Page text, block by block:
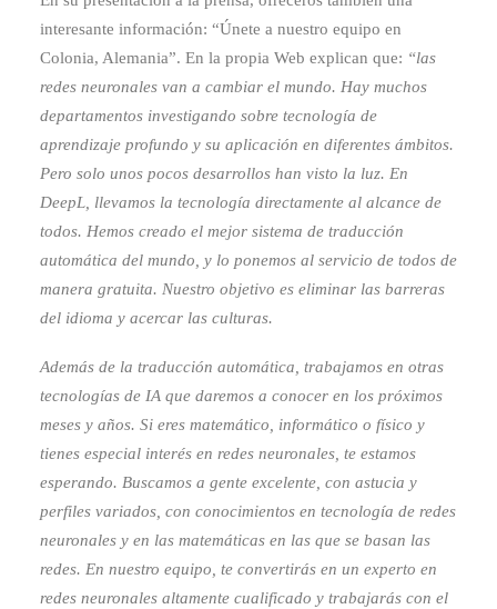
interesante información: “Únete a nuestro equipo en
Colonia, Alemania”. En la propia Web explican que: “las
redes neuronales van a cambiar el mundo. Hay muchos
departamentos investigando sobre tecnología de
aprendizaje profundo y su aplicación en diferentes ámbitos.
Pero solo unos pocos desarrollos han visto la luz. En
DeepL, llevamos la tecnología directamente al alcance de
todos. Hemos creado el mejor sistema de traducción
automática del mundo, y lo ponemos al servicio de todos de
manera gratuita. Nuestro objetivo es eliminar las barreras
del idioma y acercar las culturas.
Además de la traducción automática, trabajamos en otras
tecnologías de IA que daremos a conocer en los próximos
meses y años. Si eres matemático, informático o físico y
tienes especial interés en redes neuronales, te estamos
esperando. Buscamos a gente excelente, con astucia y
perfiles variados, con conocimientos en tecnología de redes
neuronales y en las matemáticas en las que se basan las
redes. En nuestro equipo, te convertirás en un experto en
redes neuronales altamente cualificado y trabajarás con el